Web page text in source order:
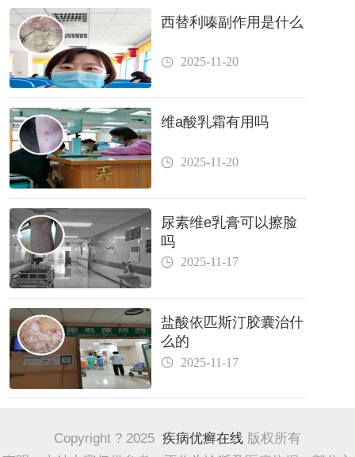
西替利嗪副作用是什么
2025-11-20
维a酸乳霜有用吗
2025-11-20
尿素维e乳膏可以擦脸
吗
2025-11-17
盐酸依匹斯汀胶囊治什
么的
2025-11-17
Copyright ? 2025 疾病优癣在线 版权所有